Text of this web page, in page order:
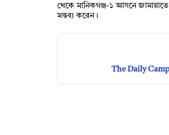
থেকে মানিকগঞ্জ-১ আসনে জামায়াতে
মন্তব্য করেন।
The Daily